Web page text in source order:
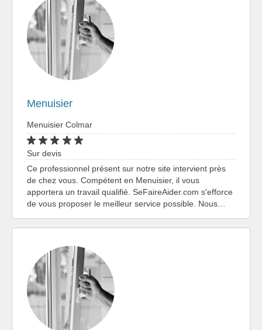
Menuisier
Menuisier Colmar
Sur devis
Ce professionnel présent sur notre site intervient près
de chez vous. Compétent en Menuisier, il vous
apportera un travail qualifié. SeFaireAider.com s'efforce
de vous proposer le meilleur service possible. Nous…